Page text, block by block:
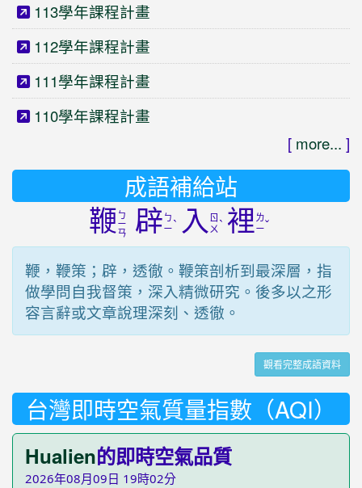
113學年課程計畫
112學年課程計畫
111學年課程計畫
110學年課程計畫
[ more... ]
成語補給站
鞭 ㄅ
ㄧ
ㄢ 辟 ㄅ
ㄧˋ 入 ㄖ
ㄨˋ 裡ㄌ
ㄧˇ
鞭，鞭策；辟，透徹。鞭策剖析到最深層，指
做學問自我督策，深入精微研究。後多以之形
容言辭或文章說理深刻、透徹。
觀看完整成語資料
台灣即時空氣質量指數（AQI）
Hualien的即時空氣品質
2026年08月09日 19時02分